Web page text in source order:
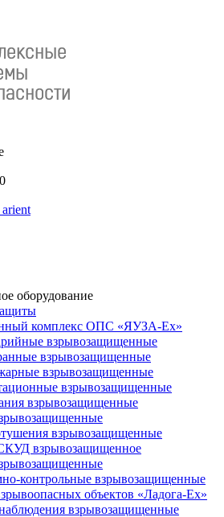
оборудование
комплекс ОПС «ЯУЗА-Ех»
взрывозащищенные
взрывозащищенные
взрывозащищенные
взрывозащищенные
взрывозащищенные
взрывозащищенные
взрывозащищенное
контрольные взрывозащищенные
объектов «Ладога-Ex»
взрывозащищенные